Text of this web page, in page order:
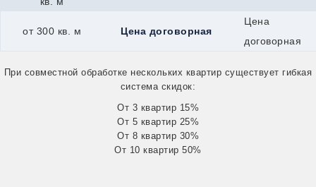
Горняк
Канск
Керчь
Иркутск
Железноводск
Каспийск
Катайск
Касли
от 300 кв. м Цена договорная
Цена
договорная
При совместной обработке нескольких квартир существует гибкая
система скидок:
От 3 квартир 15%
От 5 квартир 25%
От 8 квартир 30%
От 10 квартир 50%